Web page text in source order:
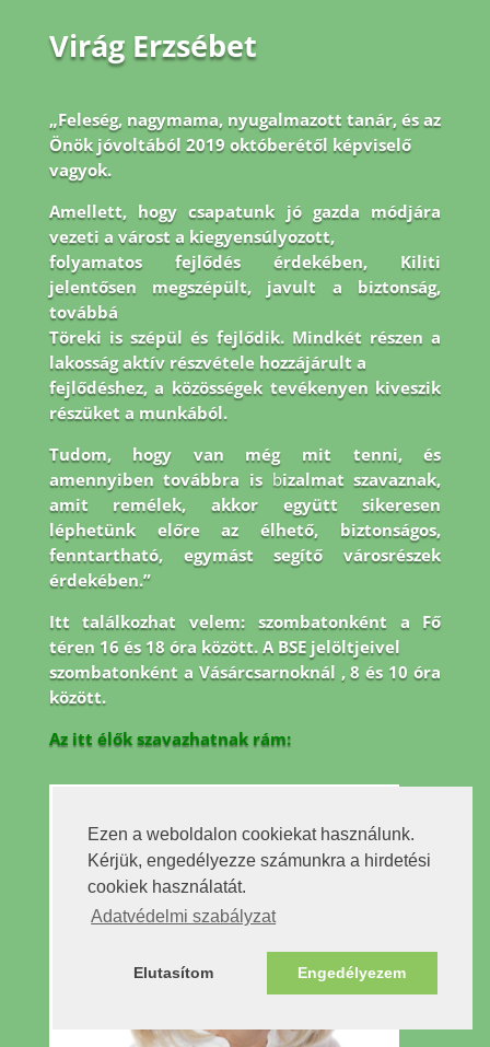
Ezen a weboldalon cookiekat használunk.
Kérjük, engedélyezze számunkra a hirdetési
cookiek használatát.
Adatvédelmi szabályzat
Elutasítom Engedélyezem
Virág Erzsébet
„Feleség, nagymama, nyugalmazott tanár, és az
Önök jóvoltából 2019 októberétől képviselő
vagyok.
Amellett, hogy csapatunk jó gazda módjára
vezeti a várost a kiegyensúlyozott,
folyamatos fejlődés érdekében, Kiliti
jelentősen megszépült, javult a biztonság,
továbbá
Töreki is szépül és fejlődik. Mindkét részen a
lakosság aktív részvétele hozzájárult a
fejlődéshez, a közösségek tevékenyen kiveszik
részüket a munkából.
Tudom, hogy van még mit tenni, és
amennyiben továbbra is bizalmat szavaznak,
amit remélek, akkor együttsikeresen
léphetünk előre az élhető, biztonságos,
fenntartható, egymást segítő városrészek
érdekében.”
Itt találkozhat velem: szombatonként a Fő
téren 16 és 18 óra között. A BSE jelöltjeivel
szombatonként a Vásárcsarnoknál , 8 és 10 óra
között.
Az itt élők szavazhatnak rám: